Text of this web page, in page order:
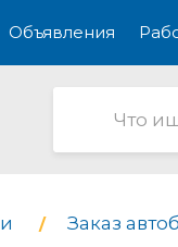
Объявления
Заказ